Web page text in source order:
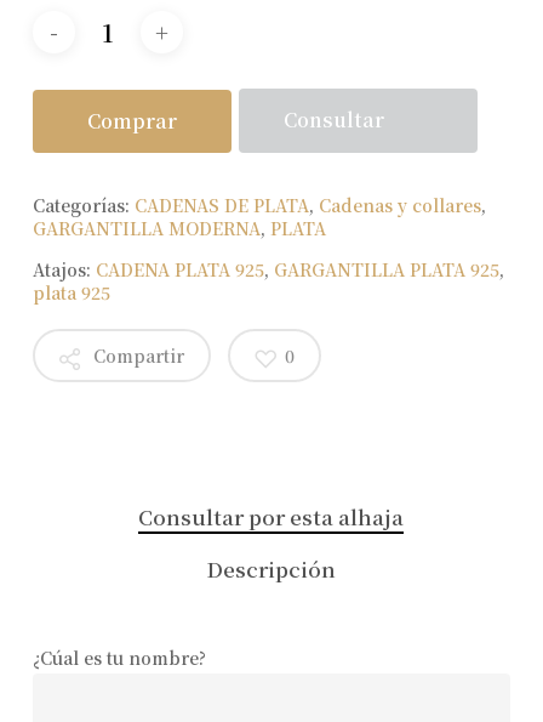
Comprar Consultar
Categorías: CADENAS DE PLATA, Cadenas y collares,
GARGANTILLA MODERNA, PLATA
Atajos: CADENA PLATA 925, GARGANTILLA PLATA 925,
plata 925
Compartir 0
Consultar por esta alhaja
Descripción
¿Cúal es tu nombre?